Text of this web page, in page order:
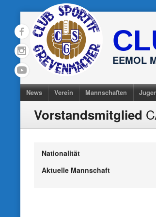
to
content
EEMOL
News Verein Mannschaften
Vorstandsmitglied
Nationalität
Aktuelle Mannschaft